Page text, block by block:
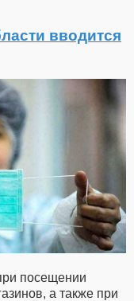
вводится
посещении
а также при